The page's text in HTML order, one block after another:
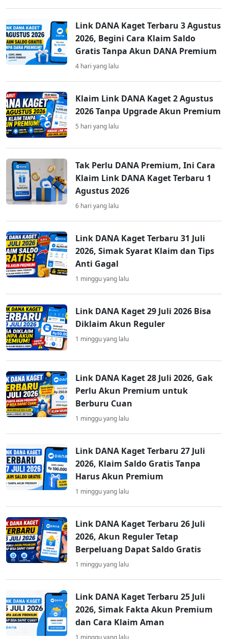
Link DANA Kaget Terbaru 3 Agustus
2026, Begini Cara Klaim Saldo
Gratis Tanpa Akun DANA Premium
4 hari yang lalu
Klaim Link DANA Kaget 2 Agustus
2026 Tanpa Upgrade Akun Premium
5 hari yang lalu
Tak Perlu DANA Premium, Ini Cara
Klaim Link DANA Kaget Terbaru 1
Agustus 2026
6 hari yang lalu
Link DANA Kaget Terbaru 31 Juli
2026, Simak Syarat Klaim dan Tips
Anti Gagal
1 minggu yang lalu
Link DANA Kaget 29 Juli 2026 Bisa
Diklaim Akun Reguler
1 minggu yang lalu
Link DANA Kaget 28 Juli 2026, Gak
Perlu Akun Premium untuk
Berburu Cuan
1 minggu yang lalu
Link DANA Kaget Terbaru 27 Juli
2026, Klaim Saldo Gratis Tanpa
Harus Akun Premium
1 minggu yang lalu
Link DANA Kaget Terbaru 26 Juli
2026, Akun Reguler Tetap
Berpeluang Dapat Saldo Gratis
1 minggu yang lalu
Link DANA Kaget Terbaru 25 Juli
2026, Simak Fakta Akun Premium
dan Cara Klaim Aman